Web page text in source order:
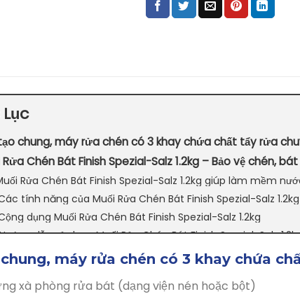
chung, máy rửa chén có 3 khay chứa chất tẩy rửa
Rửa Chén Bát Finish Spezial-Salz 1.2kg – Bảo vệ chén,
Rửa Chén Bát Finish Spezial-Salz 1.2kg giúp làm mềm
tính năng của Muối Rửa Chén Bát Finish Spezial-Salz 1.2kg
dụng Muối Rửa Chén Bát Finish Spezial-Salz 1.2kg
Hướng dẫn sử dụng Muối Rửa Chén Bát Finish Spezial-Salz
Mua “Muối Rửa Chén Bát Finish Spezial-Salz 1.2kg” ở đâu UY
máy rửa chén có 3 khay chứa
xà phòng rửa bát (dạng viện nén hoặc bột)